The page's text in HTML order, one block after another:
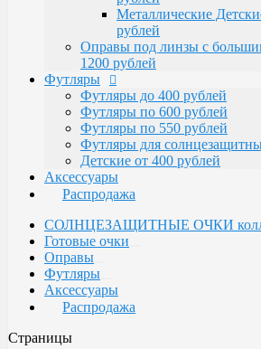
Металлические
рублей
Оправы под линзы с
1200 рублей
Футляры
Футляры до 400 рублей
Футляры по 600 рублей
Футляры по 550 рублей
Футляры для
Детские от 400 рублей
Аксессуары
Распродажа
СОЛНЦЕЗАЩИТНЫЕ ОЧКИ
Готовые очки
Оправы
Футляры
Аксессуары
Распродажа
Страницы